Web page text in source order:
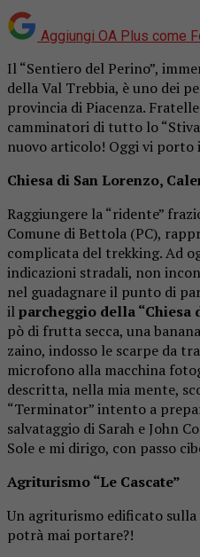
Aggiungi OA Plus come
Il “Sentiero del Perino”,
della Val Trebbia, è uno dei
provincia di Piacenza.
camminatori di tutto lo
nuovo articolo! Oggi vi porto
Chiesa di San Lorenzo,
Raggiungere la “ridente”
Comune di Bettola (PC),
complicata del trekking. Ad
indicazioni stradali, non
nel guadagnare il punto di
ilparcheggio della “Chiesa
pò di frutta secca, una
zaino, indosso le scarpe da
microfono alla macchina
descritta, nella mia mente,
“Terminator” intento a
salvataggio di Sarah e John
Sole e mi dirigo, con passo
Agriturismo “Le Cascate”
Un agriturismo edificato sulla
potrà mai portare?!